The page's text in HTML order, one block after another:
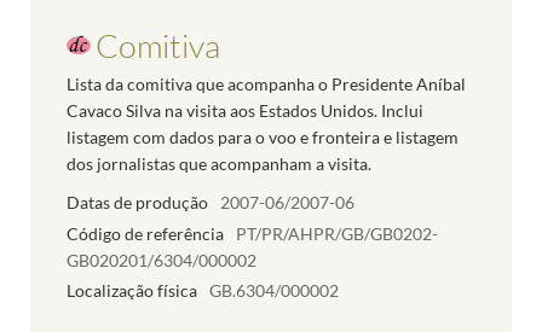
Comitiva
Lista da comitiva que acompanha o Presidente Aníbal
Cavaco Silva na visita aos Estados Unidos. Inclui
listagem com dados para o voo e fronteira e listagem
dos jornalistas que acompanham a visita.
Datas de produção
2007-06/2007-06
Código de referência
PT/PR/AHPR/GB/GB0202-
GB020201/6304/000002
Localização física GB.6304/000002